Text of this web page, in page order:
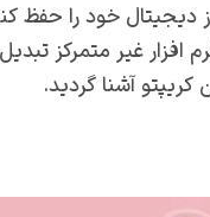
خود را حفظ
غیر متمرکز
آشنا گردید.